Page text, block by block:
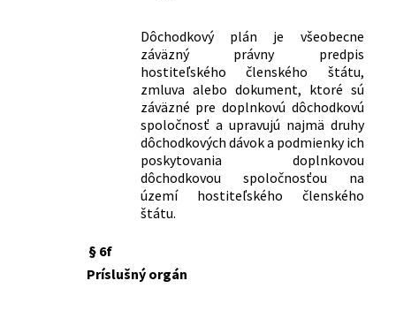
republiky, ktorým sa ustanovuje obsah,
štruktúra, podmienky a spôsob
priebežnej aktualizácie a lehoty na
zverejnenie kľúčových informácií o
príspevkovom doplnkovom
dôchodkovom fonde
Opatrenie Národnej banky Slovenska,
ktorým sa mení a dopĺňa opatrenie
Národnej banky Slovenska č. 180/2012
Z. z. o metódach a postupoch určenia
fonde v znení opatrenia č. 38/2013 Z. z.
Dôchodkový plán je všeobecne
záväzný právny predpis
hostiteľského členského štátu,
zmluva alebo dokument, ktoré sú
záväzné pre doplnkovú dôchodkovú
spoločnosť a upravujú najmä druhy
dôchodkových dávok a podmienky ich
poskytovania doplnkovou
dôchodkovou spoločnosťou na
území hostiteľského členského
štátu.
§ 6f
Príslušný orgán